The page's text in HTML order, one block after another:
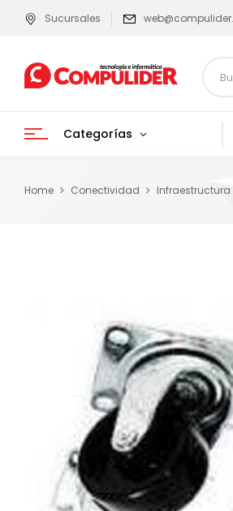
Sucursales
Categorías
Home Conectividad Infraestructura